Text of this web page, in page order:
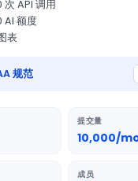
API 调用
AI 额度
表
规范
提交量
10,000/
成员